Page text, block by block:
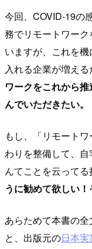
今回、COVID-19の
務でリモートワー
いますが、これを
入れる企業が増える
ワークをこれから
んでいただきたい。
もし、「リモート
わりを整備して、
んてことを云ってる
うに勧めて欲しい！
あらためて本書の
と、出版元の日本